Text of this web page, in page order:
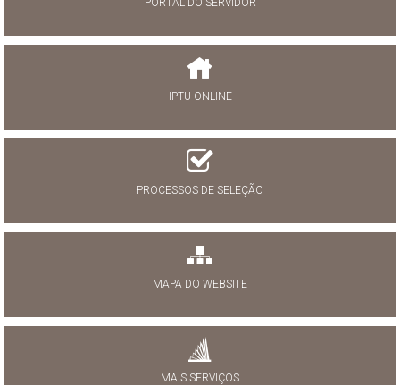
IPTU ONLINE
PROCESSOS DE SELEÇÃO
MAPA DO WEBSITE
MAIS SERVIÇOS